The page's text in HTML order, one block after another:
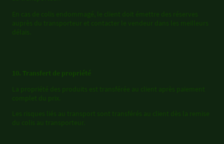
En cas de colis endommagé, le client doit émettre des réserves
auprès du transporteur et contacter le vendeur dans les meilleurs
délais.
10. Transfert de propriété
La propriété des produits est transférée au client après paiement
complet du prix.
Les risques liés au transport sont transférés au client dès la remise
du colis au transporteur.